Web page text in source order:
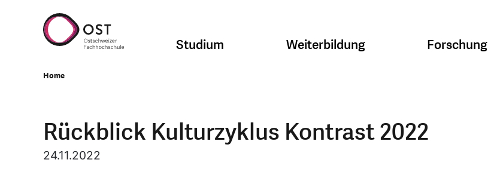
Studium Weiterbildung Forschung
Home
Rückblick Kulturzyklus Kontrast 2022
24.11.2022